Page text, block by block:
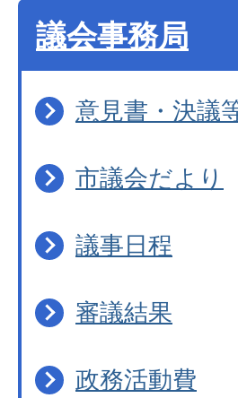
議会事務局
意見書・決議
市議会だより
議事日程
審議結果
政務活動費